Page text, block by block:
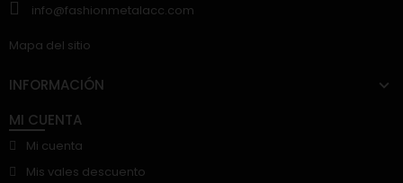
info@fashionmetalacc.com
Mapa del sitio
INFORMACIÓN
MI CUENTA
Mi cuenta
Mis vales descuento